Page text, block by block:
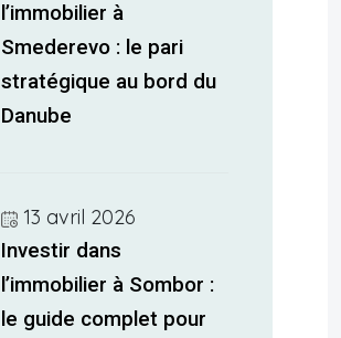
l’immobilier à
Smederevo : le pari
stratégique au bord du
Danube
13 avril 2026
Investir dans
l’immobilier à Sombor :
le guide complet pour